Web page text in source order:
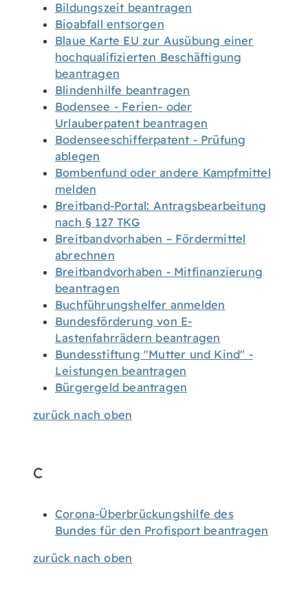
Bildungszeit beantragen
Bioabfall entsorgen
Blaue Karte EU zur Ausübung einer
hochqualifizierten Beschäftigung
beantragen
Blindenhilfe beantragen
Bodensee - Ferien- oder
Urlauberpatent beantragen
Bodenseeschifferpatent - Prüfung
ablegen
Bombenfund oder andere Kampfmittel
melden
Breitband-Portal: Antragsbearbeitung
nach § 127 TKG
Breitbandvorhaben – Fördermittel
abrechnen
Breitbandvorhaben - Mitfinanzierung
beantragen
Buchführungshelfer anmelden
Bundesförderung von E-
Lastenfahrrädern beantragen
Bundesstiftung "Mutter und Kind" -
Leistungen beantragen
Bürgergeld beantragen
zurück nach oben
C
Corona-Überbrückungshilfe des
Bundes für den Profisport beantragen
zurück nach oben